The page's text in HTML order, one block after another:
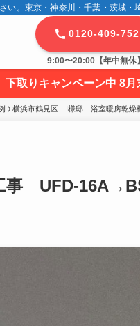
。東京・神奈川・千葉・茨城
0120-409-752
9:00〜20:00【年中無休】
下取りキャンペーン中 8月
横浜市鶴見区　I様邸　浴室暖房乾
事 UFD-